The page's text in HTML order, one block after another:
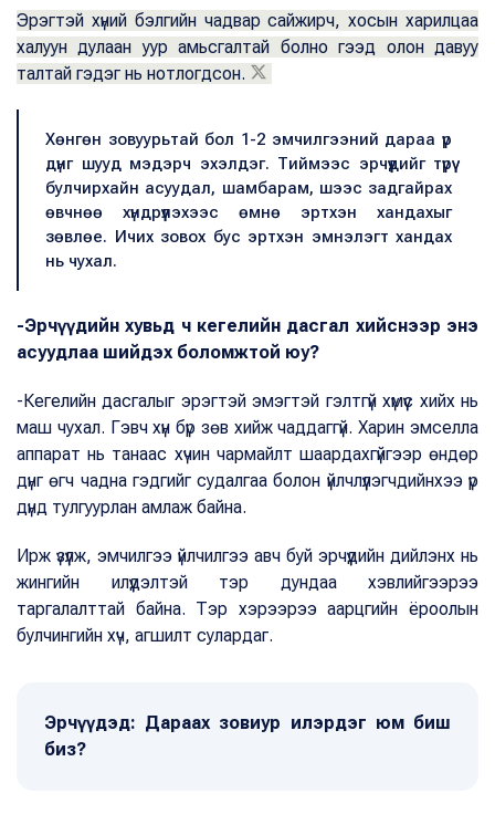
Эрэгтэй хүний бэлгийн чадвар сайжирч, хосын харилцаа
халуун дулаан уур амьсгалтай болно гээд олон давуу
талтай гэдэг нь нотлогдсон.
Хөнгөн зовуурьтай бол 1-2 эмчилгээний дараа үр
дүнг шууд мэдэрч эхэлдэг. Тиймээс эрчүүдийг түрүү
булчирхайн асуудал, шамбарам, шээс задгайрах
өвчнөө хүндрүүлэхээс өмнө эртхэн хандахыг
зөвлөе. Ичих зовох бус эртхэн эмнэлэгт хандах
нь чухал.
-Эрчүүдийн хувьд ч кегелийн дасгал хийснээр энэ
асуудлаа шийдэх боломжтой юу?
-Кегелийн дасгалыг эрэгтэй эмэгтэй гэлтгүй хүмүүс хийх нь
маш чухал. Гэвч хүн бүр зөв хийж чаддаггүй. Харин эмселла
аппарат нь танаас хүчин чармайлт шаардахгүйгээр өндөр
дүнг өгч чадна гэдгийг судалгаа болон үйлчлүүлэгчдийнхээ үр
дүнд тулгуурлан амлаж байна.
Ирж үзүүлж, эмчилгээ үйлчилгээ авч буй эрчүүдийн дийлэнх нь
жингийн илүүдэлтэй тэр дундаа хэвлийгээрээ
таргалалттай байна. Тэр хэрээрээ аарцгийн ёроолын
булчингийн хүч, агшилт сулардаг.
Эрчүүдэд: Дараах зовиур илэрдэг юм биш
биз?